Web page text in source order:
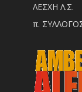
ΛΕΣΧΗ Λ.Σ.
π.